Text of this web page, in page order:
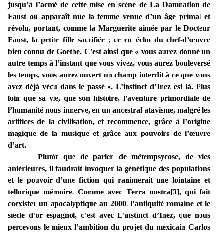
jusqu’à l’acmé de cette mise en scène de La Damnation de
Faust où apparaît nue la femme venue d’un âge primal et
révolu, portant, comme la Marguerite aimée par le Docteur
Faust, la petite fille sacrifiée ; ce en écho du chef-d’œuvre
bien connu de Goethe. C’est ainsi que « vous aurez donné un
autre temps à l’instant que vous vivez, vous aurez bouleversé
les temps, vous aurez ouvert un champ interdit à ce que vous
avez déjà vécu dans le passé ». L’instinct d’Inez est là. Plus
loin que sa vie, que son histoire, l’aventure primordiale de
l’humanité nous innerve, en un ancestral atavisme, malgré les
artifices de la civilisation, et recommence, grâce à l’origine
magique de la musique et grâce aux pouvoirs de l’œuvre
d’art.
Plutôt que de parler de métempsycose, de vies
antérieures, il faudrait invoquer la génétique des populations
et le pouvoir d’une fiction qui ranimerait une lointaine et
tellurique mémoire. Comme avec Terra nostra[3], qui fait
coexister un apocalyptique an 2000, l’antiquité romaine et le
siècle d’or espagnol, c’est avec L’instinct d’Inez, que nous
percevons le mieux l’ambition du projet du mexicain Carlos